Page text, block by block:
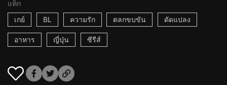
แท็ก
เกย์
BL ความรัก ตลกขบขัน ดัดแปลง
อาหาร ญี่ปุ่น ซีรีส์